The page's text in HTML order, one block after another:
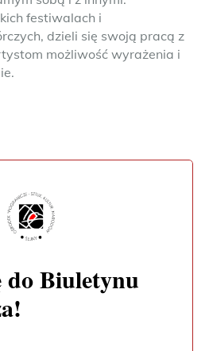
festiwalach i
dzieli się swoją pracą z
możliwość wyrażenia i